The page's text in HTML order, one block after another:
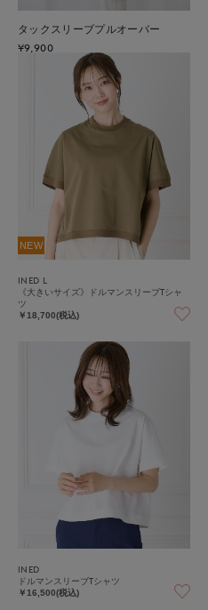
タックスリーブプルオーバー
¥9,900
NEW
INED L
《大きいサイズ》ドルマンスリーブTシャ
ツ
￥18,700(税込)
INED
ドルマンスリーブTシャツ
￥16,500(税込)